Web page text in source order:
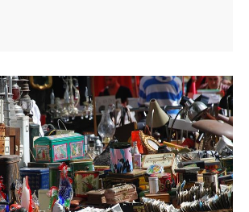
dans les fortifications. Venez chiner et
trésors. Exposants : inscriptions